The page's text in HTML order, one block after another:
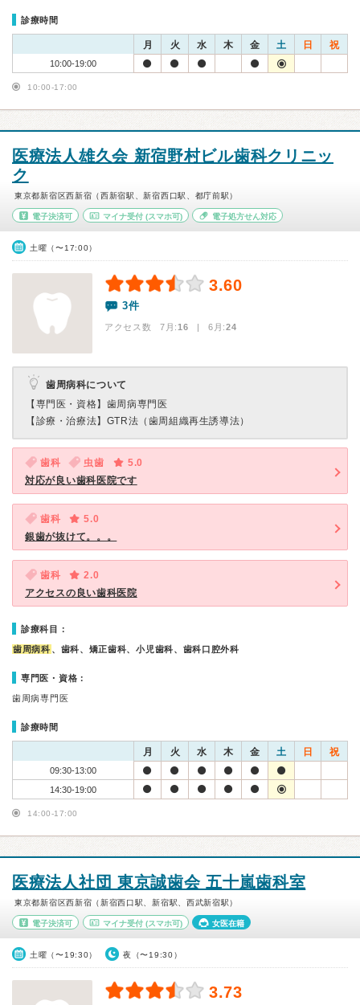
診療時間
月 火 水 木 金 土 日 祝
10:00-19:00
10:00-17:00
医療法人雄久会 新宿野村ビル歯科クリニッ
ク
東京都新宿区西新宿（西新宿駅、新宿西口駅、都庁前駅）
電子決済可 マイナ受付(スマホ可) 電子処方せん対応
土曜（〜17:00）
3.60
3件
アクセス数 7月:16 | 6月:24
歯周病科について
【専門医・資格】 歯周病専門医
【診療・治療法】 GTR法（歯周組織再生誘導法）
歯科 虫歯
5.0
対応が良い歯科医院です
歯科
5.0
銀歯が抜けて。。。
歯科
2.0
アクセスの良い歯科医院
診療科目：
歯周病科 、歯科、矯正歯科、小児歯科、歯科口腔外科
専門医・資格：
歯周病専門医
診療時間
月 火 水 木 金 土 日 祝
09:30-13:00
14:30-19:00
14:00-17:00
医療法人社団 東京誠歯会 五十嵐歯科室
東京都新宿区西新宿（新宿西口駅、新宿駅、西武新宿駅）
電子決済可 マイナ受付(スマホ可) 女医在籍
土曜（〜19:30） 夜（〜19:30）
3.73